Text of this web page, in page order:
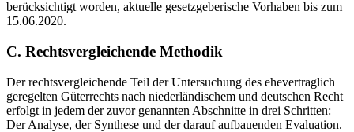
berücksichtigt worden, aktuelle gesetzgeberische Vorhaben bis zum
15.06.2020.
C. Rechtsvergleichende Methodik
Der rechtsvergleichende Teil der Untersuchung des ehevertraglich
geregelten Güterrechts nach niederländischem und deutschen Recht
erfolgt in jedem der zuvor genannten Abschnitte in drei Schritten:
Der Analyse, der Synthese und der darauf aufbauenden Evaluation.